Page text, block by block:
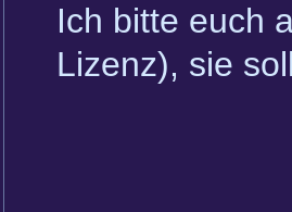
Ich bitte euch
Lizenz), sie